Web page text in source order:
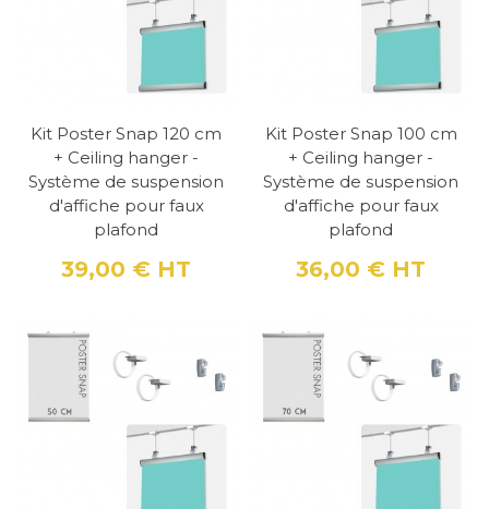
Kit Poster Snap 120 cm
+ Ceiling hanger -
Système de suspension
d'affiche pour faux
plafond
Prix
39,00 € HT
Kit Poster Snap 100 cm
+ Ceiling hanger -
Système de suspension
d'affiche pour faux
plafond
Prix
36,00 € HT